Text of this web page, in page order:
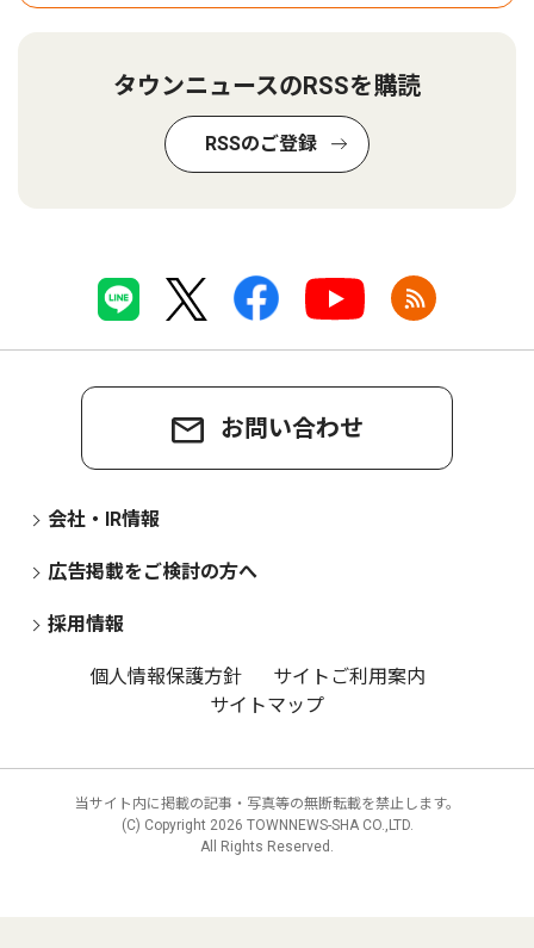
タウンニュースのRSSを購読
RSSのご登録
お問い合わせ
会社・IR情報
広告掲載をご検討の方へ
採用情報
個人情報保護方針
サイトご利用案内
サイトマップ
当サイト内に掲載の記事・写真等の無断転載を禁止します。
(C) Copyright 2026 TOWNNEWS-SHA CO.,LTD.
All Rights Reserved.